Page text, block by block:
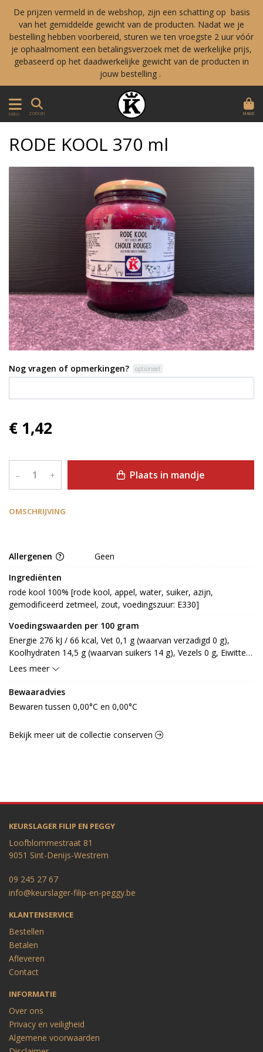
De prijzen vermeld in de webshop, zijn een schatting op basis
van het gemiddelde gewicht van de producten. Nadat we je
bestelling hebben voorbereid, sturen we ten vroegste 2 uur vóór
je ophaalmoment een betalingsverzoek met de werkelijke prijs,
gebaseerd op het daadwerkelijke gewicht van de producten in
jouw bestelling .
MENU ZOEKEN MAND
OMSCHRIJVING
RODE KOOL 370 ml
Nog vragen of opmerkingen? optioneel
€ 1,42
– + Plaats in mandje
Allergenen
Geen
Ingrediënten
rode kool 100% [rode kool, appel, water, suiker, azijn,
gemodificeerd zetmeel, zout, voedingszuur: E330]
Voedingswaarden per 100 gram
Energie 276 kJ / 66 kcal, Vet 0,1 g (waarvan verzadigd 0 g),
Koolhydraten 14,5 g (waarvan suikers 14 g), Vezels 0 g, Eiwitten
0,8 g, Zout 0,5 g.
Lees meer
Bewaaradvies
Bewaren tussen 0,00°C en 0,00°C
Bekijk meer uit de collectie conserven
KEURSLAGER FILIP EN PEGGY
Loofblommestraat 81
9051 Sint-Denijs-Westrem
09 245 27 67
info@keurslager-filip-en-peggy.be
KLANTENSERVICE
Bestellen
Betalen
Afleveren
Contact
INFORMATIE
Over ons
Privacy en veiligheid
Algemene voorwaarden